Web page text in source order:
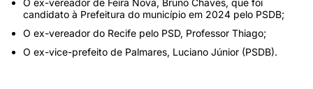
O ex-vereador de Feira Nova, Bruno Chaves, que foi
candidato à Prefeitura do município em 2024 pelo PSDB;
O ex-vereador do Recife pelo PSD, Professor Thiago;
O ex-vice-prefeito de Palmares, Luciano Júnior (PSDB).